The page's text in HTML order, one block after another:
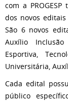
com a
dos novos
São 6 novos
Auxílio
Esportiva,
Universitária,
Cada edital
público